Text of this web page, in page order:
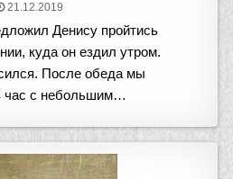
21.12.2019
Денису пройтись
куда он ездил утром.
После обеда мы
час с небольшим…